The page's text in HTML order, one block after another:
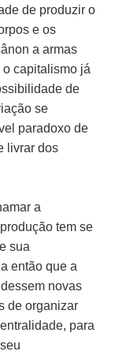
de produzir o
e os
a armas
capitalismo já
de
se
paradoxo de
livrar dos
a
tem se
sua
então que a
novas
de organizar
para